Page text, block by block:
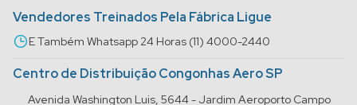
Vendedores Treinados Pela Fábrica Ligue
E Também Whatsapp 24 Horas (11) 4000-2440
Centro de Distribuição Congonhas Aero SP
Avenida Washington Luis, 5644 - Jardim Aeroporto Campo